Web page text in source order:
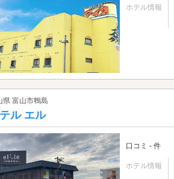
ホテル情報
県 富山市鵯島
ル エル
口コミ - 件
ホテル情報